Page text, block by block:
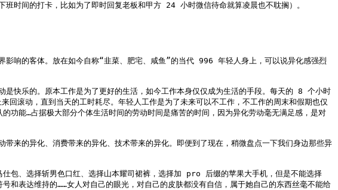
时间的打卡，比如为了即时回复老板和甲方 24 小时微信待命就算凌晨也不耽搁）。
影响的客体。放在如今自称“韭菜、肥宅、咸鱼”的当代 996 年轻人身上，可以说异化感强烈
是快乐的。原本工作是为了更好的生活，如今工作本身仅仅成为生活的手段。每天的 8 个小时
动，直到当天的工时耗尽。年轻人工作是为了未来可以不工作，不工作的周末和假期也仅
功能…占据极大部分个体生活时间的劳动时间是痛苦的时间，因为异化劳动毫无满足感，是对
来的异化、消费带来的异化、技术带来的异化。即便到了现在，稍微盘点一下我们身边那些异
包、选择斩男色口红、选择山本耀司裙裤，选择加 pro 后缀的苹果大手机，但是不能选择
和表达维持的……女人对自己的眼光，对自己的皮肤都没有自信，属于她自己的东西丝毫不能给